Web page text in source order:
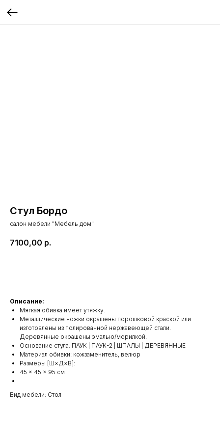
Стул Бордо
салон мебели "Мебель дом"
7100,00 р.
Описание:
Мягкая обивка имеет утяжку.
Металлические ножки окрашены порошковой краской или
изготовлены из полированной нержавеющей стали.
Деревянные окрашены эмалью/морилкой.
Основание стула: ПАУК | ПАУК-2 | ШПАЛЫ | ДЕРЕВЯННЫЕ
Материал обивки: кожзаменитель, велюр
Размеры [Ш×Д×В]:
45 × 45 × 95 см
Вид мебели: Стол